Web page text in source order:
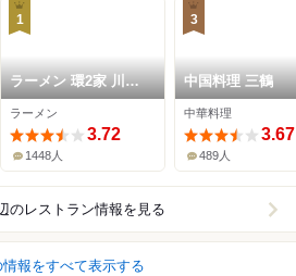
1
ラーメン 環2家 川崎
店
ラーメン
3.72
1448人
3
中国料理 三鶴
中華料理
3.67
489人
のレストラン情報を見る
情報をすべて表示する